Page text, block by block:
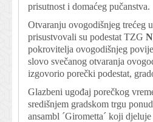
prisutnost i domaćeg pučanstva.
Otvaranju ovogodišnjeg trećeg
prisustvovali su podestat TZG
pokrovitelja ovogodišnjeg
slovo svečanog otvaranja
izgovorio porečki podestat,
Glazbeni ugođaj porečkog
središnjem gradskom trgu
ansambl ´Girometta´ koji